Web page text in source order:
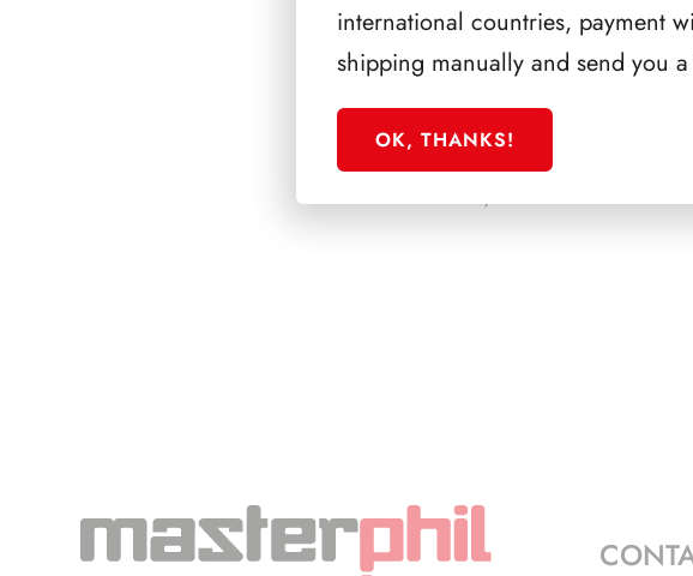
PRESIDENZA SCALFARO
1992/1999
international countries, payment
shipping manually and send you
OK, THANKS!